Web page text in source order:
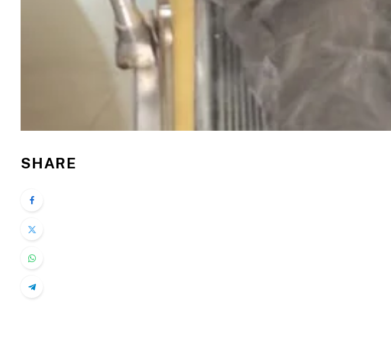
SHARE